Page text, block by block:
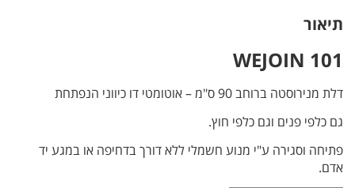
תיאור
101 WEJOIN
דלת מנירוסטה ברוחב 90 ס"מ – אוטומטי דו כיווני הנפתחת
גם כלפי פנים וגם כלפי חוץ.
פתיחה וסגירה ע"י מנוע חשמלי ללא דורך בדחיפה או במגע יד
אדם.